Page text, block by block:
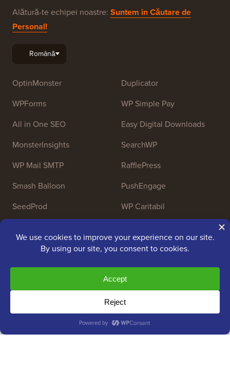
Alătură-te echipei noastre: Suntem în Căutare de
Personal!
OptinMonster
WPForms
All in One SEO
MonsterInsights
WP Mail SMTP
Smash Balloon
SeedProd
Duplicator
WP Simple Pay
Easy Digital Downloads
SearchWP
RafflePress
PushEngage
WP Caritabil
Copyright © 2009 - 2026 WPBeginner LLC. Toate
drepturile rezervate. WPBeginner® este o marcă
înregistrată.
Gestionat deAwesome Motive|Găzduire WordPressde